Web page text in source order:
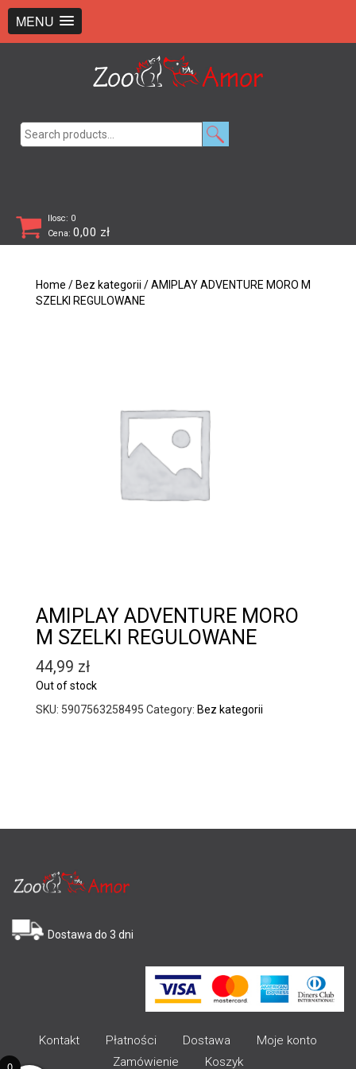
MENU
Ilosc: 0
Cena: 0,00 zł
Home / Bez kategorii / AMIPLAY ADVENTURE MORO M
SZELKI REGULOWANE
AMIPLAY ADVENTURE MORO
M SZELKI REGULOWANE
44,99 zł
Out of stock
SKU: 5907563258495 Category: Bez kategorii
Dostawa do 3 dni
Kontakt Płatności Dostawa
Moje konto
Zamówienie
Koszyk